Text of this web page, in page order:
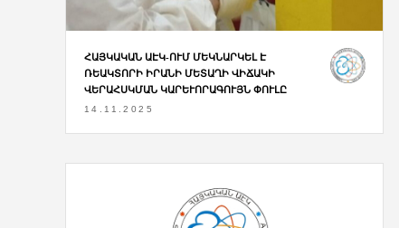
ՀԱՅԿԱԿԱՆ ԱԷԿ-ՈՒՄ ՄԵԿՆԱՐԿԵԼ Է
ՌԵԱԿՏՈՐԻ ԻՐԱՆԻ ՄԵՏԱՂԻ ՎԻՃԱԿԻ
ՎԵՐԱՀՍԿՄԱՆ ԿԱՐԵՒՈՐԱԳՈՒՅՆ ՓՈՒԼԸ
14.11.2025